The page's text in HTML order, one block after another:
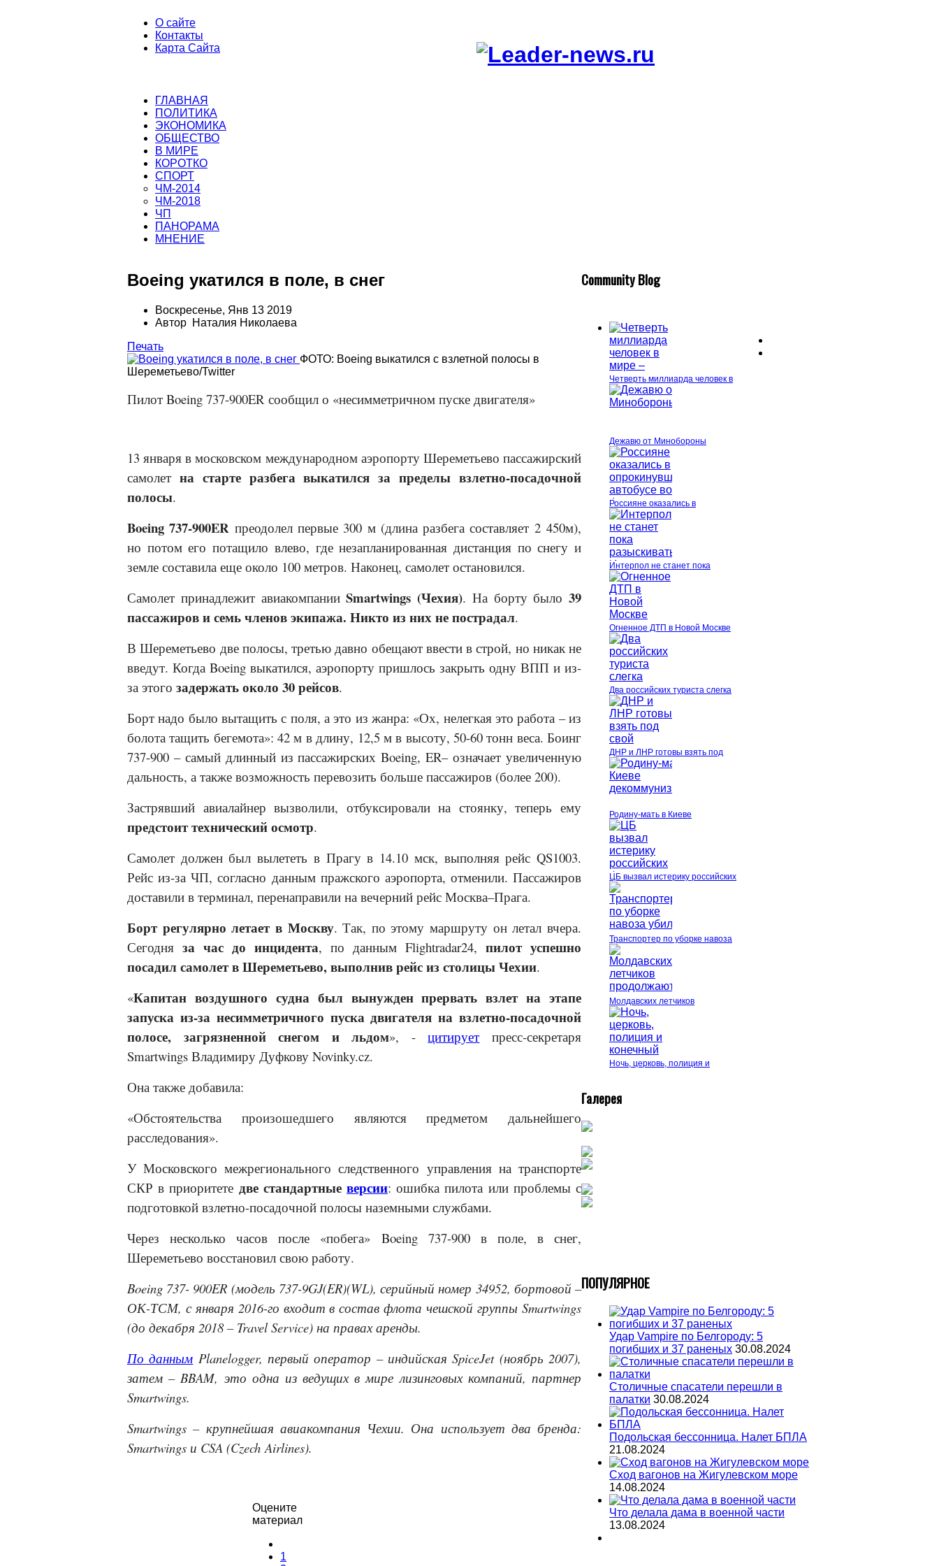
О сайте
Контакты
Карта Сайта
ГЛАВНАЯ
ПОЛИТИКА
ЭКОНОМИКА
ОБЩЕСТВО
В МИРЕ
КОРОТКО
СПОРТ
ЧМ-2014
ЧМ-2018
ЧП
ПАНОРАМА
МНЕНИЕ
Boeing укатился в поле, в снег
Воскресенье, Янв 13 2019
Автор Наталия Николаева
Печать
ФОТО: Boeing выкатился с взлетной полосы в
Шереметьево/Twitter
Пилот Boeing 737-900ER сообщил о «несимметричном пуске двигателя»
13 января в московском международном аэропорту Шереметьево пассажирский
самолет на старте разбега выкатился за пределы взлетно-посадочной
полосы.
Boeing 737-900ER преодолел первые 300 м (длина разбега составляет 2 450м),
но потом его потащило влево, где незапланированная дистанция по снегу и
земле составила еще около 100 метров. Наконец, самолет остановился.
Самолет принадлежит авиакомпанииSmartwings (Чехия). На борту было 39
пассажиров и семь членов экипажа. Никто из них не пострадал.
В Шереметьево две полосы, третью давно обещают ввести в строй, но никак не
введут. Когда Boeing выкатился, аэропорту пришлось закрыть одну ВПП и из-
за этого задержать около 30 рейсов.
Борт надо было вытащить с поля, а это из жанра: «Ох, нелегкая это работа – из
болота тащить бегемота»: 42 м в длину, 12,5 м в высоту, 50-60 тонн веса. Боинг
737-900 – самый длинный из пассажирских Boeing,ER– означает увеличенную
дальность, а также возможность перевозить больше пассажиров (более 200).
Застрявший авиалайнер вызволили, отбуксировали на стоянку, теперь ему
предстоит технический осмотр.
Самолет должен был вылететь в Прагу в 14.10 мск, выполняя рейс QS1003.
Рейс из-за ЧП, согласно данным пражского аэропорта, отменили. Пассажиров
доставили в терминал, перенаправили на вечерний рейс Москва–Прага.
Борт регулярно летает в Москву. Так, по этому маршруту он летал вчера.
Сегодня за час до инцидента, по данным Flightradar24, пилот успешно
посадил самолет в Шереметьево, выполнив рейс из столицы Чехии.
«Капитан воздушного судна был вынужден прервать взлет на этапе
запуска из-за несимметричного пуска двигателя на взлетно-посадочной
полосе, загрязненной снегом и льдом», -цитирует пресс-секретаря
Smartwings Владимиру Дуфкову Novinky.cz.
Она также добавила:
«Обстоятельства произошедшего являются предметом дальнейшего
расследования».
У Московского межрегионального следственного управления на транспорте
СКР в приоритете две стандартныеверсии: ошибка пилота или проблемы с
подготовкой взлетно-посадочной полосы наземными службами.
Через несколько часов после «побега» Boeing 737-900 в поле, в снег,
Шереметьево восстановил свою работу.
Boeing 737- 900ER (модель 737-9GJ(ER)(WL), серийный номер 34952, бортовой –
ОК-ТСМ, с января 2016-го входит в состав флота чешской группы Smartwings
(до декабря 2018 – Travel Service) на правах аренды.
По данным Planelogger, первый оператор – индийская SpiceJet (ноябрь 2007),
затем – BBAM, это одна из ведущих в мире лизинговых компаний, партнер
Smartwings.
Smartwings – крупнейшая авиакомпания Чехии. Она использует два бренда:
Smartwings и CSA (Czech Airlines).
Оцените
материал
1
Community Blog
Четверть миллиарда человек в
Дежавю от Минобороны
Россияне оказались в
Интерпол не станет пока
Огненное ДТП в Новой Москве
Два российских туриста слегка
ДНР и ЛНР готовы взять под
Родину-мать в Киеве
ЦБ вызвал истерику российских
Транспортер по уборке навоза
Молдавских летчиков
Ночь, церковь, полиция и
Галерея
ПОПУЛЯРНОЕ
Удар Vampire по Белгороду: 5
погибших и 37 раненых 30.08.2024
Столичные спасатели перешли в
палатки 30.08.2024
Подольская бессонница. Налет БПЛА
21.08.2024
Сход вагонов на Жигулевском море
14.08.2024
Что делала дама в военной части
13.08.2024